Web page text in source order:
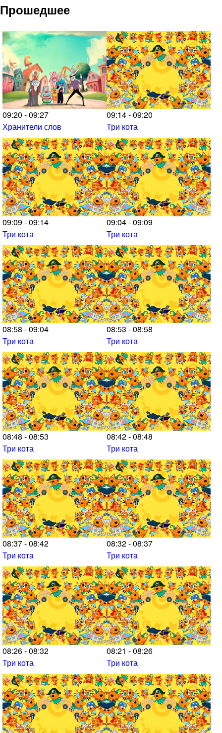
Прошедшее
09:20 - 09:27
Хранители слов
09:14 - 09:20
Три кота
09:09 - 09:14
Три кота
09:04 - 09:09
Три кота
08:58 - 09:04
Три кота
08:53 - 08:58
Три кота
08:48 - 08:53
Три кота
08:42 - 08:48
Три кота
08:37 - 08:42
Три кота
08:32 - 08:37
Три кота
08:26 - 08:32
Три кота
08:21 - 08:26
Три кота